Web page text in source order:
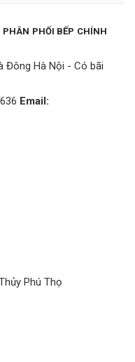
PHỐI BẾP CHÍNH
Đông Hà Nội - Có bãi
Email:
Phú Thọ